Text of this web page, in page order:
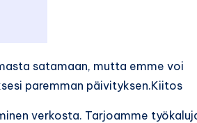
satamaan, mutta emme voi
paremman päivityksen.Kiitos
verkosta. Tarjoamme